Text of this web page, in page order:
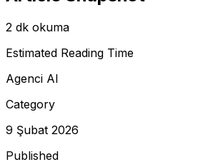
2 dk okuma
Estimated Reading Time
Agenci AI
Category
9 Şubat 2026
Published